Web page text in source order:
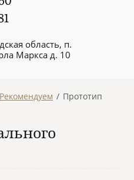
область, п.
Маркса д. 10
Рекомендуем / Прототип